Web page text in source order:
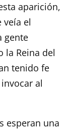
aparición,
veía el
gente
la Reina del
tenido fe
al
esperan una